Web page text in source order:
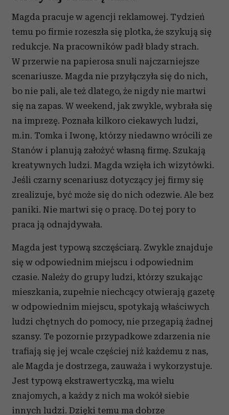
Magda pracuje w agencji reklamowej. Tydzień
temu po firmie rozeszła się plotka, że szykują się
redukcje. Na pracowników padł blady strach.
W przerwie na papierosa snuli najczarniejsze
scenariusze. Magda nie przyłączyła się do nich,
bo nie pali, ale też dlatego, że nigdy nie martwi
się na zapas. W weekend, jak zwykle, wybrała się
na imprezę. Poznała kilkoro ciekawych ludzi,
m.in. Tomka i Iwonę, którzy niedawno wrócili ze
Stanów i planują założyć własną firmę. Szukają
kreatywnych ludzi. Magda wzięła ich wizytówki.
Jeśli czarny scenariusz dotyczący jej firmy się
zrealizuje, być może się do nich odezwie. Ale bez
paniki. Nie martwi się o pracę. Do tej pory to
praca ją odnajdywała.
Magda jest typową szczęściarą. Zwykle znajduje
się w odpowiednim miejscu i odpowiednim
czasie. Należy do grupy ludzi, którzy szukając
mieszkania, zupełnie niechcący otwierają gazetę
w odpowiednim miejscu, spotykają właściwych
ludzi chętnych do pomocy, nie przegapią żadnej
szansy. Te pozornie przypadkowe zdarzenia nie
trafiają się jej wcale częściej niż każdemu z nas,
ale Magda je dostrzega, zauważa i wykorzystuje.
Jest typową ekstrawertyczką, ma wielu
znajomych, a każdy z nich ma wokół siebie
innych ludzi. Dzięki temu ma dobrze